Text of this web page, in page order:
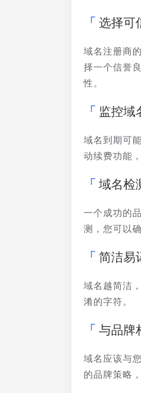
选择可
域名注册商
择一个信誉
性。
监控域
域名到期可
动续费功能
域名检
一个成功的
测，您可以
简洁易
域名越简洁
淆的字符。
与品牌
域名应该与
的品牌策略